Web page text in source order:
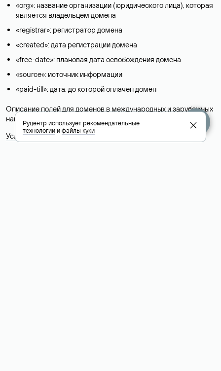
«org»: название организации (юридического лица), которая
является владельцем домена
«registrar»: регистратор домена
«created»: дата регистрации домена
«free-date»: плановая дата освобождения домена
«source»: источник информации
«paid-till»: дата, до которой оплачен домен
Описание полей для доменов в международных и зарубежных
национальных доменах представлены в разделе «
».
Условия использования Whois-сервиса
Руцентр используетрекомендательные
технологииифайлы куки